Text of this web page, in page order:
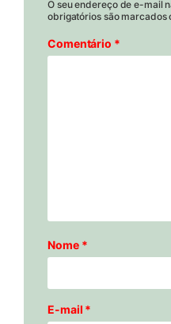
O seu endereço de e-mail
obrigatórios são marcados
Comentário *
Nome *
E-mail *